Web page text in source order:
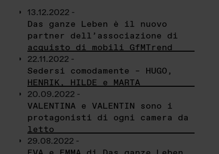
13.12.2022 -
Das ganze Leben è il nuovo
partner dell’associazione di
acquisto di mobili GfMTrend
22.11.2022 -
Sedersi comodamente – HUGO,
HENRIK, HILDE e MARTA
20.09.2022 -
VALENTINA e VALENTIN sono i
protagonisti di ogni camera da
letto
29.08.2022 -